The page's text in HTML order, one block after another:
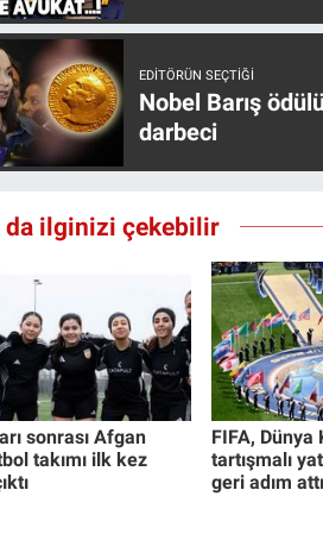
EDITÖRÜN SEÇTIĞI
Nobel Barış
darbeci
da ilginizi çekebilir
sonrası Afgan
takımı ilk kez
FIFA, Dünya
tartışmalı
geri adım attı